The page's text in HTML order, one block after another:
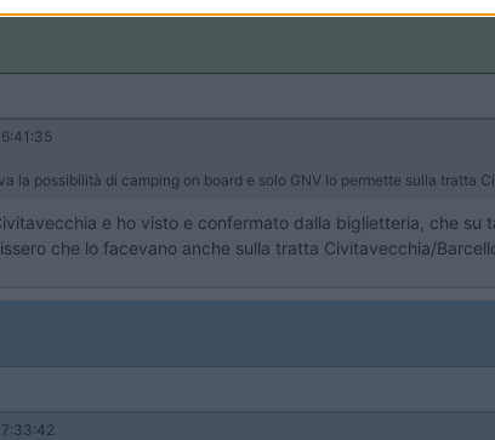
la possibilità di camping on board e solo GNV lo permette sulla tratta
e ho visto e confermato dalla biglietteria, che
che lo facevano anche sulla tratta Civitavecchia/